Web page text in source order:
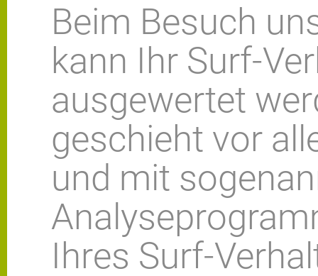
Beim Besuch
kann Ihr Surf-
ausgewertet
geschieht vor
und mit
Ihres Surf-